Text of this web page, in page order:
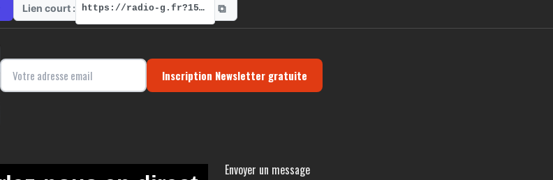
Lien court : https://radio-g.fr?15381 ⧉
Inscription Newsletter gratuite
Envoyer un message